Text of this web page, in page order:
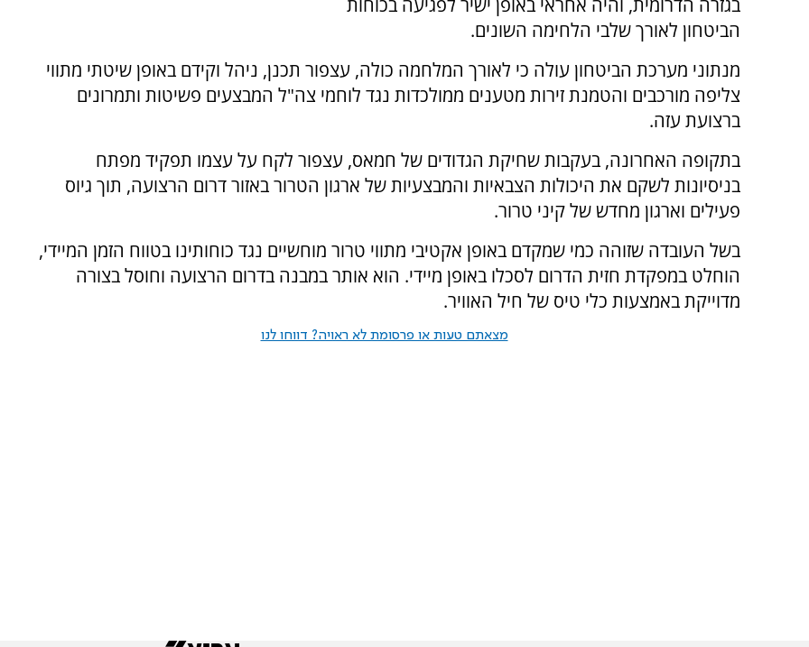
בגזרה הדרומית, והיה אחראי באופן ישיר לפגיעה בכוחות
הביטחון לאורך שלבי הלחימה השונים.
מנתוני מערכת הביטחון עולה כי לאורך המלחמה כולה, עצפור תכנן, ניהל וקידם באופן שיטתי מתווי
צליפה מורכבים והטמנת זירות מטענים ממולכדות נגד לוחמי צה"ל המבצעים פשיטות ותמרונים
ברצועת עזה.
בתקופה האחרונה, בעקבות שחיקת הגדודים של חמאס, עצפור לקח על עצמו תפקיד מפתח
בניסיונות לשקם את היכולות הצבאיות והמבצעיות של ארגון הטרור באזור דרום הרצועה, תוך גיוס
פעילים וארגון מחדש של קיני טרור.
בשל העובדה שזוהה כמי שמקדם באופן אקטיבי מתווי טרור מוחשיים נגד כוחותינו בטווח הזמן המיידי,
הוחלט במפקדת חזית הדרום לסכלו באופן מיידי. הוא אותר במבנה בדרום הרצועה וחוסל בצורה
מדוייקת באמצעות כלי טיס של חיל האוויר.
מצאתם טעות או פרסומת לא ראויה? דווחו לנו